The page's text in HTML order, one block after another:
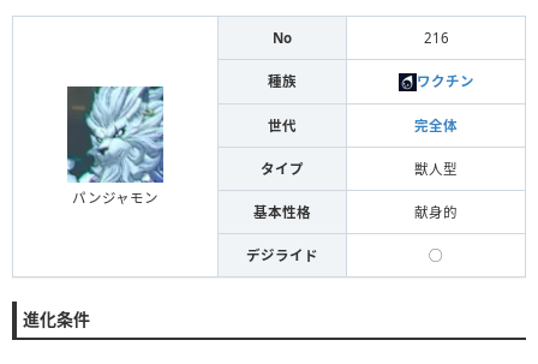
パンジャモン
No 216
種族 ワクチン
世代 完全体
タイプ 獣人型
基本性格 献身的
デジライド ◯
進化条件